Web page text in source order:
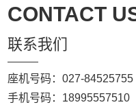
CONTACT
联系我们
座机号码：027-84525755
手机号码：18995557510